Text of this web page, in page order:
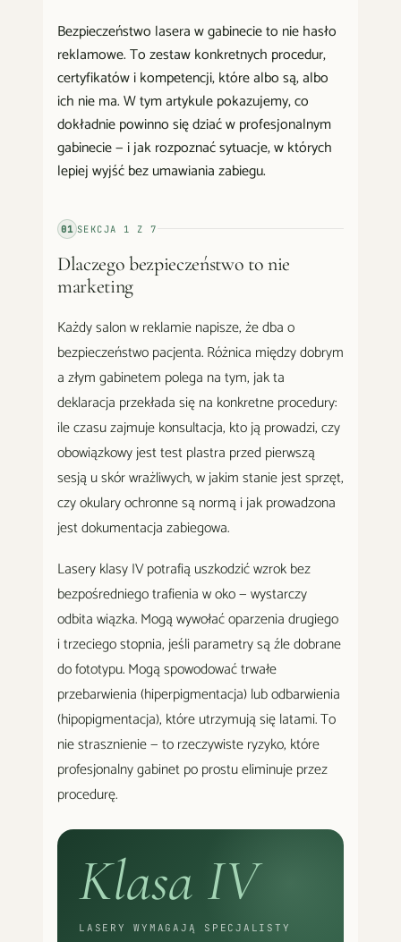
Bezpieczeństwo lasera w gabinecie to nie hasło
reklamowe. To zestaw konkretnych procedur,
certyfikatów i kompetencji, które albo są, albo
ich nie ma. W tym artykule pokazujemy, co
dokładnie powinno się dziać w profesjonalnym
gabinecie — i jak rozpoznać sytuacje, w których
lepiej wyjść bez umawiania zabiegu.
01 SEKCJA 1 Z7
Dlaczego bezpieczeństwo to nie
marketing
Każdy salon w reklamie napisze, że dba o
bezpieczeństwo pacjenta. Różnica między dobrym
a złym gabinetem polega na tym, jak ta
deklaracja przekłada się na konkretne procedury:
ile czasu zajmuje konsultacja, kto ją prowadzi, czy
obowiązkowy jest test plastra przed pierwszą
sesją u skór wrażliwych, w jakim stanie jest sprzęt,
czy okulary ochronne są normą i jak prowadzona
jest dokumentacja zabiegowa.
Lasery klasy IV potrafią uszkodzić wzrok bez
bezpośredniego trafienia w oko — wystarczy
odbita wiązka. Mogą wywołać oparzenia drugiego
i trzeciego stopnia, jeśli parametry są źle dobrane
do fototypu. Mogą spowodować trwałe
przebarwienia (hiperpigmentacja) lub odbarwienia
(hipopigmentacja), które utrzymują się latami. To
nie strasznienie — to rzeczywiste ryzyko, które
profesjonalny gabinet po prostu eliminuje przez
procedurę.
Klasa IV
LASERY WYMAGAJĄ SPECJALISTY